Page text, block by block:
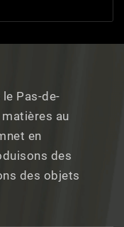
Pas-de-
au
en
des
des objets